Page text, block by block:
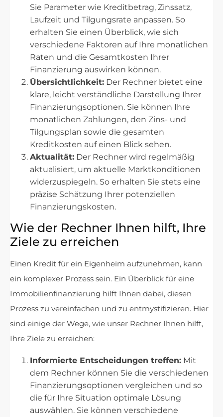
Sie Parameter wie Kreditbetrag, Zinssatz,
Laufzeit und Tilgungsrate anpassen. So
erhalten Sie einen Überblick, wie sich
verschiedene Faktoren auf Ihre monatlichen
Raten und die Gesamtkosten Ihrer
Finanzierung auswirken können.
Übersichtlichkeit: Der Rechner bietet eine
klare, leicht verständliche Darstellung Ihrer
Finanzierungsoptionen. Sie können Ihre
monatlichen Zahlungen, den Zins- und
Tilgungsplan sowie die gesamten
Kreditkosten auf einen Blick sehen.
Aktualität: Der Rechner wird regelmäßig
aktualisiert, um aktuelle Marktkonditionen
widerzuspiegeln. So erhalten Sie stets eine
präzise Schätzung Ihrer potenziellen
Finanzierungskosten.
Wie der Rechner Ihnen hilft, Ihre
Ziele zu erreichen
Einen Kredit für ein Eigenheim aufzunehmen, kann
ein komplexer Prozess sein. Ein Überblick für eine
Immobilienfinanzierung hilft Ihnen dabei, diesen
Prozess zu vereinfachen und zu entmystifizieren. Hier
sind einige der Wege, wie unser Rechner Ihnen hilft,
Ihre Ziele zu erreichen:
Informierte Entscheidungen treffen: Mit
dem Rechner können Sie die verschiedenen
Finanzierungsoptionen vergleichen und so
die für Ihre Situation optimale Lösung
auswählen. Sie können verschiedene